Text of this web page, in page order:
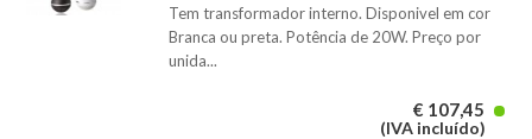
Tem transformador interno. Disponivel em cor
Branca ou preta. Potência de 20W. Preço por
unida...
€ 107,45
(IVA incluído)